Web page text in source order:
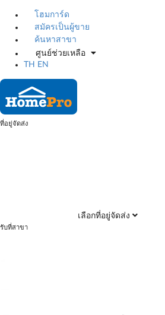
โฮมการ์ด
สมัครเป็นผู้ขาย
ค้นหาสาขา
ศูนย์ช่วยเหลือ
TH
EN
ที่อยู่จัดส่ง
เลือกที่อยู่จัดส่ง
รับที่สาขา